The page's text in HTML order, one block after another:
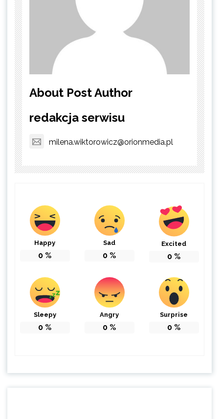
About Post Author
redakcja serwisu
milena.wiktorowicz@orionmedia.pl
Happy
0 %
Sad
0 %
Excited
0 %
Sleepy
0 %
Angry
0 %
Surprise
0 %